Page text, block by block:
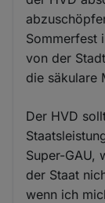
Sommerfest
von der
die säkulare
Der HVD
Super-GAU,
der Staat
wenn ich